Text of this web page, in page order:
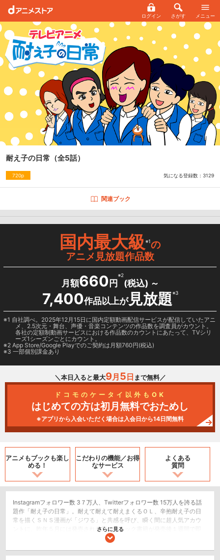
ログイン さがす メニュー
耐え子の日常 （全5話）
720p 気になる登録数： 3129
関連ブック
国内最大級※1の
アニメ見放題作品数
月額660 円
※2
(税込) ～
7,400作品以上が見放題※3
1 自社調べ。2025年12月15日に国内定額動画配信サービスが配信していたアニ
メ、2.5次元・舞台、声優・音楽コンテンツの作品数を調査員がカウント。
各社の定額制動画サービスにおける作品数のカウントにあたって、TVシリ
ーズ1シーズンごとにカウント。
2 App Store/Google Playでのご契約は月額760円(税込)
3 一部個別課金あり
＼本日入ると最大9月 5 日 まで無料／
ドコモのケータイ以外もOK
はじめての方は初月無料でおためし
※アプリから入会いただく場合は入会日から14日間無料
アニメもブックも楽し
める！
こだわりの機能／お得
なサービス
よくある
質問
Instagramフォロワー数 3７万人、Twitterフォロワー数 15万人を誇る話
題作「耐え子の日常」。耐えて耐えて耐えまくるＯＬ、辛抱耐え子の日
常を描くＳＮＳ漫画が「ジワる」と共感を呼び、瞬く間に超人気アカウ
ントに。昨年５月には発売された初のコミック書籍が発売後１週間で即
重版決定。そんな大人気漫画の「耐え子の日常」がついにアニメになっ
原作でも人気の耐え子の友人「朝美」役には「BanG Dream! 」の戸山香
さらに見る